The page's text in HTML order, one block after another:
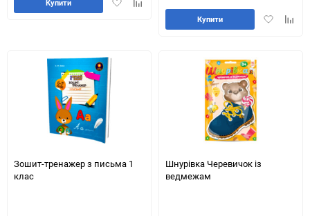
Купити
Додати
Купити
Зошит-тренажер з письма 1
клас
Шнурівка Черевичок із
ведмежам